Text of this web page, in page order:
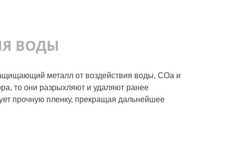
ВОДЫ
металл от воздействия воды, СОа и
то они разрыхляют и удаляют ранее
прочную пленку, прекращая дальнейшее